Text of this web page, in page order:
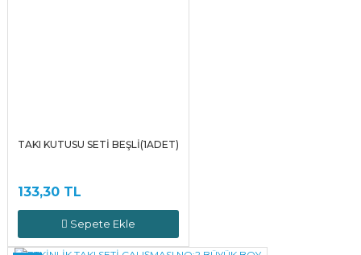
TAKI KUTUSU SETİ BEŞLİ(1ADET)
133,30 TL
Sepete Ekle